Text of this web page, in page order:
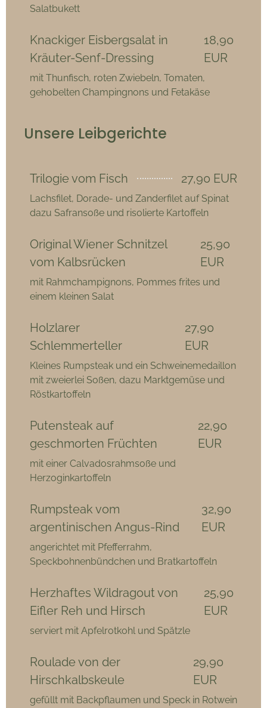
Salatbukett
Knackiger Eisbergsalat in
Kräuter-Senf-Dressing
18,90
EUR
mit Thunfisch, roten Zwiebeln, Tomaten,
gehobelten Champingnons und Fetakäse
Unsere Leibgerichte
Trilogie vom Fisch 27,90 EUR
Lachsfilet, Dorade- und Zanderfilet auf Spinat
dazu Safransoße und risolierte Kartoffeln
Original Wiener Schnitzel
vom Kalbsrücken
25,90
EUR
mit Rahmchampignons, Pommes frites und
einem kleinen Salat
Holzlarer
Schlemmerteller
27,90
EUR
Kleines Rumpsteak und ein Schweinemedaillon
mit zweierlei Soßen, dazu Marktgemüse und
Röstkartoffeln
Putensteak auf
geschmorten Früchten
22,90
EUR
mit einer Calvadosrahmsoße und
Herzoginkartoffeln
Rumpsteak vom
argentinischen Angus-Rind
32,90
EUR
angerichtet mit Pfefferrahm,
Speckbohnenbündchen und Bratkartoffeln
Herzhaftes Wildragout von
Eifler Reh und Hirsch
25,90
EUR
serviert mit Apfelrotkohl und Spätzle
Roulade von der
Hirschkalbskeule
29,90
EUR
gefüllt mit Backpflaumen und Speck in Rotwein